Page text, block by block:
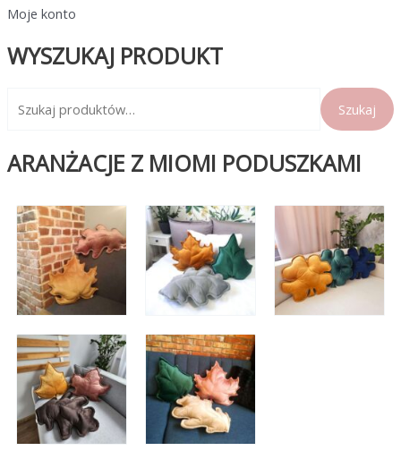
Moje konto
WYSZUKAJ PRODUKT
u
k
Szukaj
ARANŻACJE Z MIOMI PODUSZKAMI